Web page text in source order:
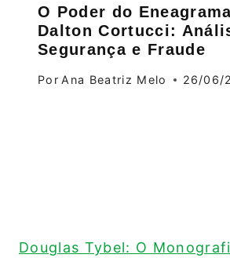
O Poder do
Dalton Cortucci:
Segurança e Fraude
Por Ana Beatriz Melo 26/06/
Douglas Tybel: O